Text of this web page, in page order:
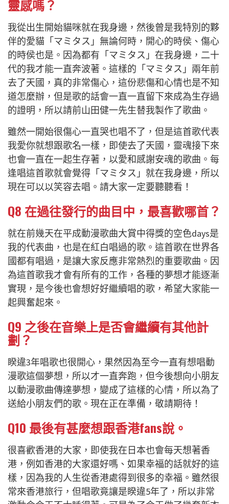
靈感嗎？
我從出生開始貓咪就在我身邊，然後曾是我特別的夥
伴的愛貓「マミタス」無論何時，開心的時侯、傷心
的時侯也是。因為都有「マミタス」在我身邊，二十
代的我才能一直奔波著。這樣的「マミタス」兩年前
去了天國，真的非常傷心，這份悲傷和心情也是不知
道怎麼辦，但是歌的話會一直一直留下來成為生存過
的證明，所以請前山田健一先生替我製作了歌曲。
雖然一開始很傷心一直哭也唱不了，但是這首歌代表
我愛你就想跟歌名一樣，即使去了天國，靈魂接下來
也會一直在一起生存著，以愛和感謝安魂的歌曲。每
逢唱這首歌就會覺得 「マミタス」 就在我身邊 ，所以
現在可以以笑容去唱。請大家一定要聽聽看！
Q8 在過往發行的曲目中，最喜歡哪首？
就在前幾天在平成動漫歌曲大賞中得獎的空色days是
我的代表曲，也是在紅白唱過的歌。這首歌在世界各
國都有唱過，是讓大家反應非常熱烈的重要歌曲。因
為這首歌我才會有所有的工作，各種的夢想才能逐漸
實現，是今後也會想好好繼續唱的歌，希望大家能一
起興奮起來。
Q9 之後在音樂上是否會繼續有其他計
劃？
睽違3年唱歌也很開心，果然因為至今一直有想唱動
漫歌這個夢想，所以才一直奔跑，但今後想向小朋友
以動漫歌曲傳達夢想，變成了這樣的心情，所以為了
送給小朋友們的歌。現在正在準備，敬請期待！
Q10 最後有甚麼想跟香港fans說。
很喜歡香港的大家，即使我在日本也會每天想著香
港，例如香港的大家還好嗎、如果幸福的話就好的這
樣，因為我的人生從香港處得到很多的幸福。雖然很
常來香港旅行，但唱歌竟讓是睽違5年了，所以非常